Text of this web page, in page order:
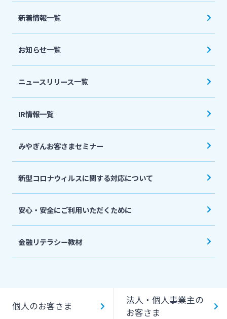
法人・個人事業主のお客さま
宮崎銀行について
ニュースリリース一覧
採用情報
お問い合わせ先一覧
新着情報一覧
お知らせ一覧
ニュースリリース一覧
IR情報一覧
みやぎんお客さまセミナー
新型コロナウィルスに関する対応について
安心・安全にご利用いただくために
金融リテラシー教材
個人のお客さま
法人・個人事業主の
お客さま